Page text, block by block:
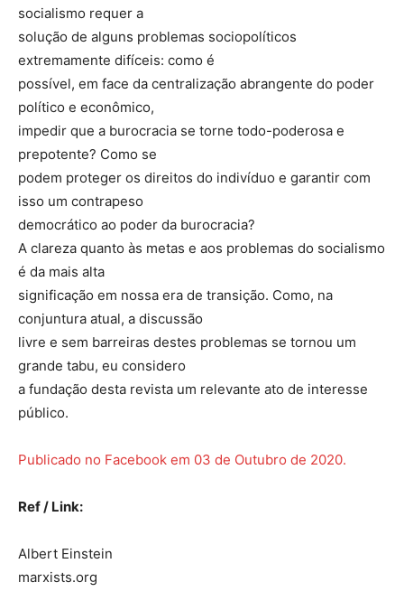
socialismo requer a
solução de alguns problemas sociopolíticos
extremamente difíceis: como é
possível, em face da centralização abrangente do poder
político e econômico,
impedir que a burocracia se torne todo-poderosa e
prepotente? Como se
podem proteger os direitos do indivíduo e garantir com
isso um contrapeso
democrático ao poder da burocracia?
A clareza quanto às metas e aos problemas do socialismo
é da mais alta
significação em nossa era de transição. Como, na
conjuntura atual, a discussão
livre e sem barreiras destes problemas se tornou um
grande tabu, eu considero
a fundação desta revista um relevante ato de interesse
público.
Publicado no Facebook em 03 de Outubro de 2020.
Ref / Link:
Albert Einstein
marxists.org